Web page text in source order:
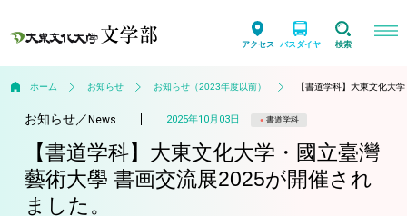
アクセス バスダイヤ 検索
ホーム お知らせ お知らせ（2023年度以前） 【書道学科】大東文化大
お知らせ／ News 2025年10月03日 書道学科
【書道学科】大東文化大学・國立臺灣
藝術大學 書画交流展2025が開催され
ました。